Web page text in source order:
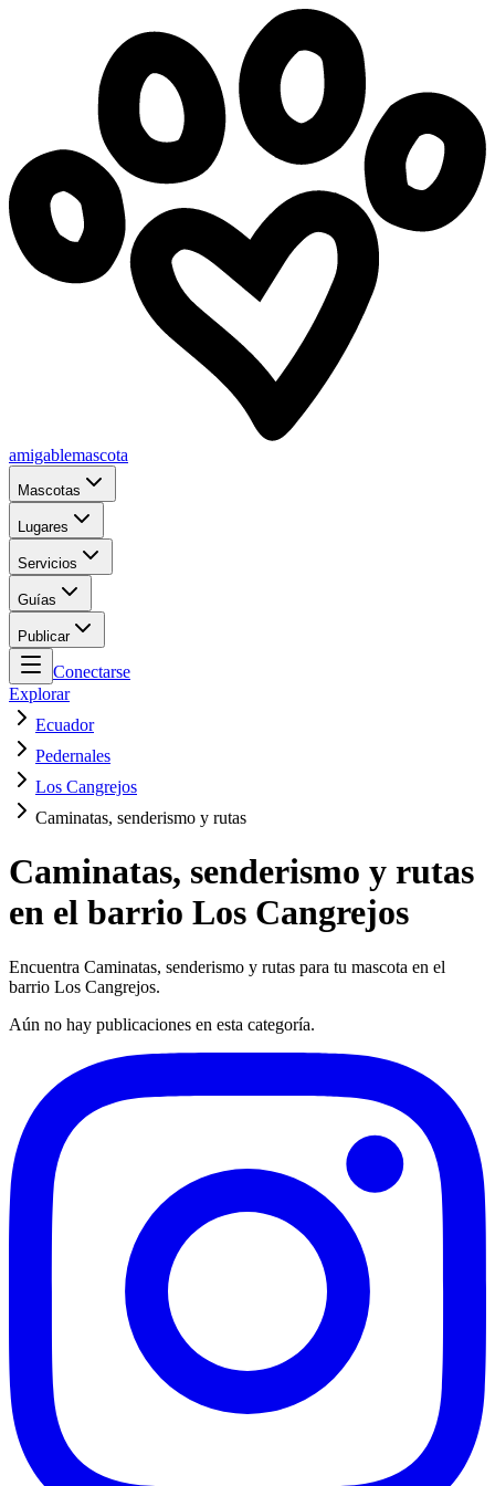
amigablemascota
Mascotas
Lugares
Servicios
Guías
Publicar
Conectarse
Explorar
Ecuador
Pedernales
Los Cangrejos
Caminatas, senderismo y rutas
Caminatas, senderismo y rutas
en el barrio Los Cangrejos
Encuentra Caminatas, senderismo y rutas para tu mascota en el
barrio Los Cangrejos.
Aún no hay publicaciones en esta categoría.